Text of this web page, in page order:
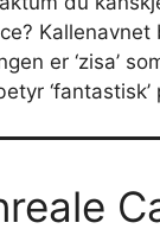
Kallenavnet
er ‘zisa’